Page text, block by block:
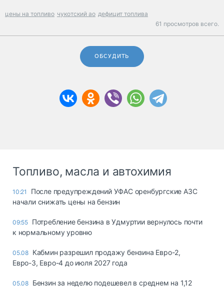
цены на топливо чукотский ао дефицит топлива
61 просмотров всего.
ОБСУДИТЬ
Топливо, масла и автохимия
10:21
После предупреждений УФАС оренбургские АЗС
начали снижать цены на бензин
09:55 Потребление бензина в Удмуртии вернулось почти
к нормальному уровню
05.08 Кабмин разрешил продажу бензина Евро-2,
Евро-3, Евро-4 до июля 2027 года
05.08 Бензин за неделю подешевел в среднем на 1,12